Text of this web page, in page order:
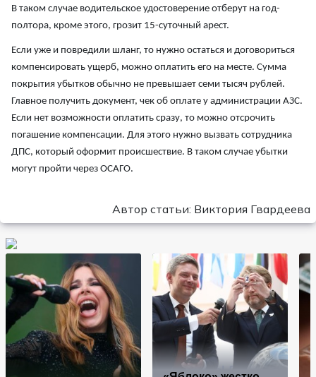
В таком случае водительское удостоверение отберут на год-
полтора, кроме этого, грозит 15-суточный арест.
Если уже и повредили шланг, то нужно остаться и договориться
компенсировать ущерб, можно оплатить его на месте. Сумма
покрытия убытков обычно не превышает семи тысяч рублей.
Главное получить документ, чек об оплате у администрации АЗС.
Если нет возможности оплатить сразу, то можно отсрочить
погашение компенсации. Для этого нужно вызвать сотрудника
ДПС, который оформит происшествие. В таком случае убытки
могут пройти через ОСАГО.
Автор статьи: Виктория Гвардеева